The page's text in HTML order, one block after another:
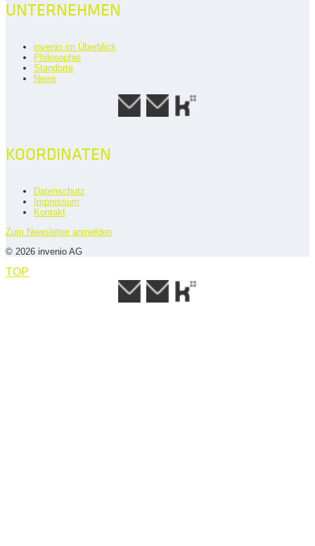
UNTERNEHMEN
invenio im Überblick
Philosophie
Standorte
News
KOORDINATEN
Datenschutz
Impressum
Kontakt
Zum Newsletter anmelden
© 2026 invenio AG
TOP